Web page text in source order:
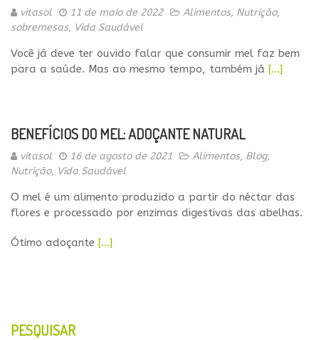
vitasol 11 de maio de 2022 Alimentos, Nutrição,
sobremesas, Vida Saudável
Você já deve ter ouvido falar que consumir mel faz bem
para a saúde. Mas ao mesmo tempo, também já […]
BENEFÍCIOS DO MEL: ADOÇANTE NATURAL
vitasol 16 de agosto de 2021 Alimentos, Blog,
Nutrição, Vida Saudável
O mel é um alimento produzido a partir do néctar das
flores e processado por enzimas digestivas das abelhas.
Ótimo adoçante […]
PESQUISAR